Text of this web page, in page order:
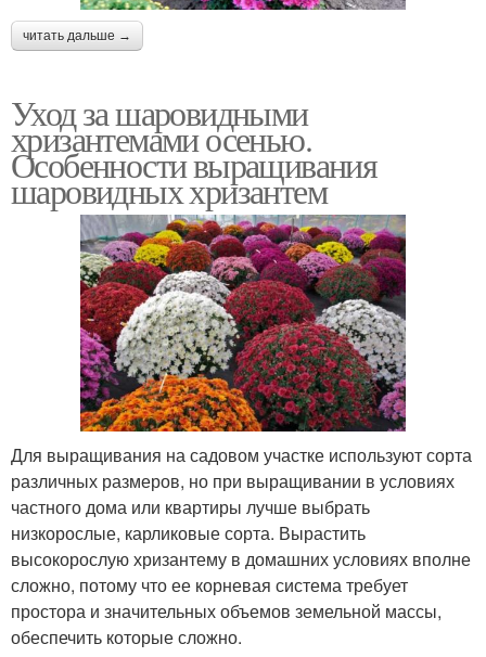
читать дальше →
Уход за шаровидными
хризантемами осенью.
Особенности выращивания
шаровидных хризантем
Для выращивания на садовом участке используют сорта
различных размеров, но при выращивании в условиях
частного дома или квартиры лучше выбрать
низкорослые, карликовые сорта. Вырастить
высокорослую хризантему в домашних условиях вполне
сложно, потому что ее корневая система требует
простора и значительных объемов земельной массы,
обеспечить которые сложно.